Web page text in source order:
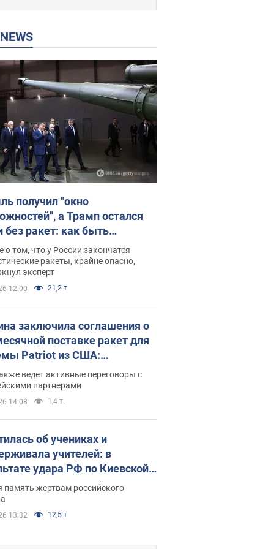
NEWS
получил "окно
а Трамп остался
без ракет: как быть
Интервью с Мельником
о том, что у России закончатся
ракеты, крайне опасно,
эксперт
12:00 21,2 т.
заключила соглашения о
поставке ракет для
Patriot из США:
раскрыл подробности
ведет активные переговоры с
партнерами
14:08 1,4 т.
об учениках и
учителей: в
удара РФ по Киевской
погибли директор
лицея, её муж и внук
память жертвам российского
13:32 12,5 т.